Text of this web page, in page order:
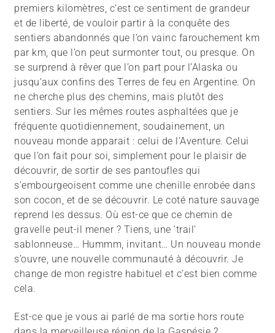
premiers kilomètres, c’est ce sentiment de grandeur
et de liberté, de vouloir partir à la conquête des
sentiers abandonnés que l’on vainc farouchement km
par km, que l’on peut surmonter tout, ou presque. On
se surprend à rêver que l’on part pour l’Alaska ou
jusqu’aux confins des Terres de feu en Argentine. On
ne cherche plus des chemins, mais plutôt des
sentiers. Sur les mêmes routes asphaltées que je
fréquente quotidiennement, soudainement, un
nouveau monde apparait : celui de l’Aventure. Celui
que l’on fait pour soi, simplement pour le plaisir de
découvrir, de sortir de ses pantoufles qui
s’embourgeoisent comme une chenille enrobée dans
son cocon, et de se découvrir. Le coté nature sauvage
reprend les dessus. Où est-ce que ce chemin de
gravelle peut-il mener ? Tiens, une ‘trail’
sablonneuse… Hummm, invitant… Un nouveau monde
s’ouvre, une nouvelle communauté à découvrir. Je
change de mon registre habituel et c’est bien comme
cela.
Est-ce que je vous ai parlé de ma sortie hors route